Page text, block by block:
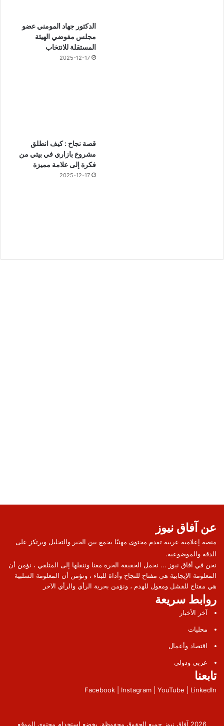
الدكتور جهاد المومني عضو
مجلس مفوضي الهيئة
المستقلة للانتخاب
2025-12-17
قصة نجاح : كيف انطلق
مشروع بازاري في بيتي من
فكرة إلى علامة مميزة
2025-12-17
عن آفاق نيوز
منصة إعلامية عربية تقدم محتوى مهنيًا يجمع بين الخبر والتحليل ويرتكز على
الدقة والموضوعية.
نحن في أفاق نيوز ... نحمل الحقيقة الحرة معنا وننقلها إلى المتلقي ، نؤمن أن
المعلومة الإيجابية هي مفتاح للنجاح وأداة للبناء ، ونؤمن أن المعلومة السلبية
هي مفتاح للفشل ومعول للهدم ، ونؤمن بحرية الرأي والرأي الآخر
روابط سريعة
آخر الأخبار
محليات
اقتصاد وأعمال
عربي ودولي
تابعنا
Facebook | Instagram | YouTube | LinkedIn
2026 آفاق نيوز جميع الحقوق محفوظة. يخضع استخدام محتوى الموقع